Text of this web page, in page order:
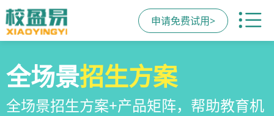
申请免费试用>
校区运营管理系统
教培机构数字化全场景运营管理系统，
全场景招生方案
全场景招生方案+产品矩阵，帮助教育机
教培机构小程序
一部手机链接机构、学员、家长，管理